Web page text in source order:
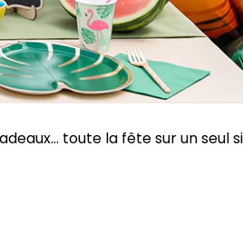
toute la fête sur un seul